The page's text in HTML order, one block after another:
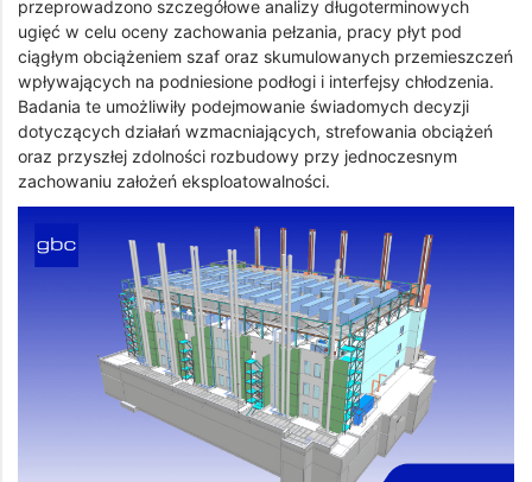
przeprowadzono szczegółowe analizy długoterminowych
ugięć w celu oceny zachowania pełzania, pracy płyt pod
ciągłym obciążeniem szaf oraz skumulowanych przemieszczeń
wpływających na podniesione podłogi i interfejsy chłodzenia.
Badania te umożliwiły podejmowanie świadomych decyzji
dotyczących działań wzmacniających, strefowania obciążeń
oraz przyszłej zdolności rozbudowy przy jednoczesnym
zachowaniu założeń eksploatowalności.